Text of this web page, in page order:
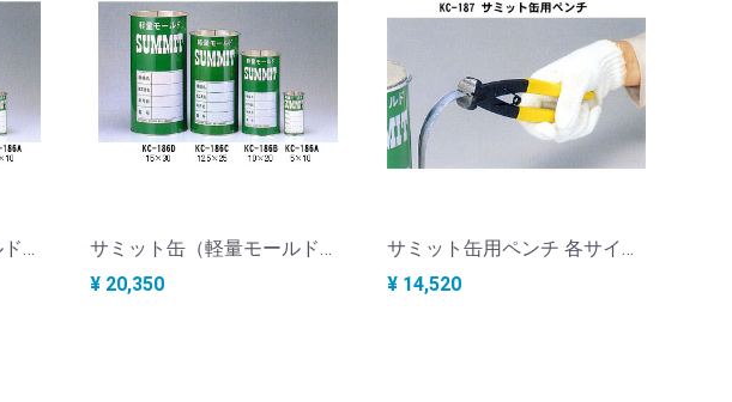
サミット缶（軽量モールドサミット） φ10×20cm 1ケース48本 KC-186B
サミット缶（軽量モールドサミット） φ15×30cm 1ケース18本 KC-186D
¥ 20,350
サミット缶用ペンチ 各サイズ適応 KC-187B
¥ 14,520